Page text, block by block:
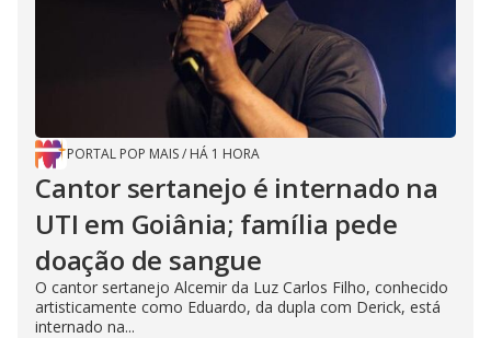
PORTAL POP MAIS/ HÁ 1 HORA
Cantor sertanejo é internado na
UTI em Goiânia; família pede
doação de sangue
O cantor sertanejo Alcemir da Luz Carlos Filho, conhecido
artisticamente como Eduardo, da dupla com Derick, está
internado na...